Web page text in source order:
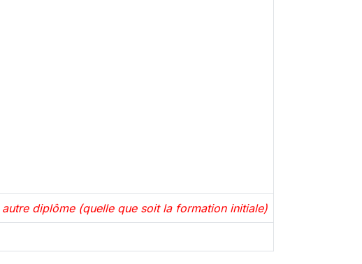
diplôme (quelle que soit la formation initiale)